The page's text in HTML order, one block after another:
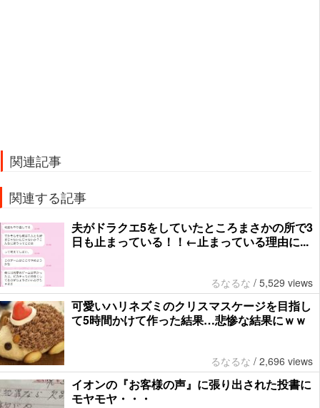
関連記事
関連する記事
夫がドラクエ5をしていたところまさかの所で3
日も止まっている！！←止まっている理由に...
るなるな / 5,529 views
可愛いハリネズミのクリスマスケージを目指し
て5時間かけて作った結果…悲惨な結果にｗｗ
るなるな / 2,696 views
イオンの『お客様の声』に張り出された投書に
モヤモヤ・・・